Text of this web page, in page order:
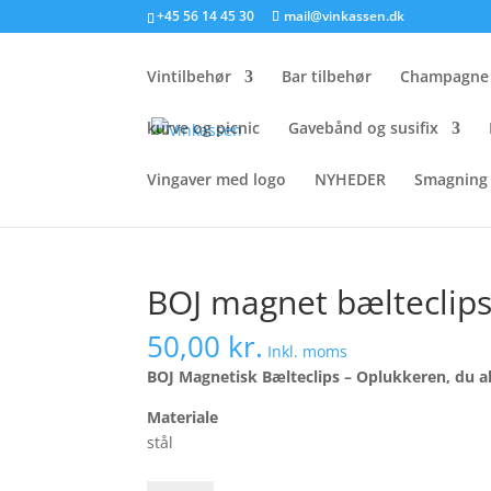
+45 56 14 45 30 mail@vinkassen.dk
Vintilbehør Bar tilbehør
kurve og picnic Gavebånd og susifix
Vingaver med logo NYHEDER
BOJ magnet
50,00 kr. Inkl. moms
BOJ Magnetisk Bælteclips – Oplukkeren, du
Materiale
stål